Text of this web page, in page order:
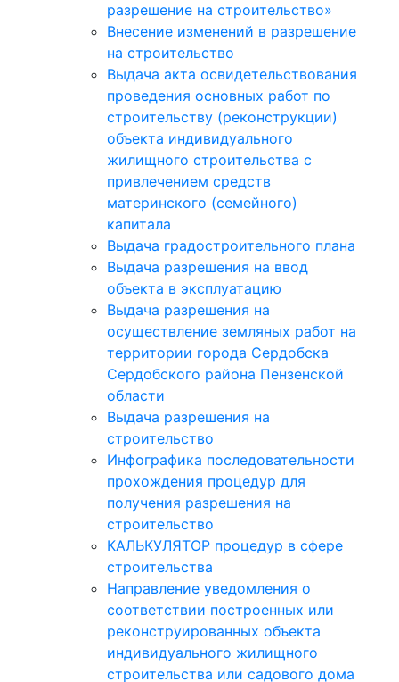
разрешение на строительство»
Внесение изменений в разрешение
на строительство
Выдача акта освидетельствования
проведения основных работ по
строительству (реконструкции)
объекта индивидуального
жилищного строительства с
привлечением средств
материнского (семейного)
капитала
Выдача градостроительного плана
Выдача разрешения на ввод
объекта в эксплуатацию
Выдача разрешения на
осуществление земляных работ на
территории города Сердобска
Сердобского района Пензенской
области
Выдача разрешения на
строительство
Инфографика последовательности
прохождения процедур для
получения разрешения на
строительство
КАЛЬКУЛЯТОР процедур в сфере
строительства
Направление уведомления о
соответствии построенных или
реконструированных объекта
индивидуального жилищного
строительства или садового дома